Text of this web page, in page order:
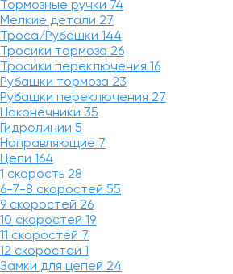
Тормозные ручки 74
Мелкие детали 27
Троса/Рубашки 144
Тросики тормоза 26
Тросики переключения 16
Рубашки тормоза 23
Рубашки переключения 27
Наконечники 35
Гидролинии 5
Направляющие 7
Цепи 164
1 скорость 28
6-7-8 скоростей 55
9 скоростей 26
10 скоростей 19
11 скоростей 7
12 скоростей 1
Замки для цепей 24